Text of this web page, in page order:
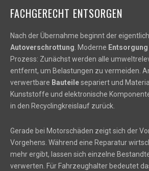
FACHGERECHT ENTSORGEN
Nach der Übernahme beginnt der
Autoverschrottung. Moderne Entsorgung
Prozess: Zunächst werden alle
entfernt, um Belastungen zu vermeiden.
verwertbare Bauteilesepariert und
Kunststoffe und elektronische
in den Recyclingkreislauf zurück.
Gerade bei Motorschäden zeigt sich der
Vorgehens. Während eine Reparatur
mehr ergibt, lassen sich einzelne
verwerten. Für Fahrzeughalter bedeutet